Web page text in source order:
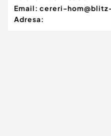
Email: cereri-
Adresa: